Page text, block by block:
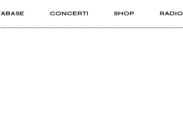
CONCERTI SHOP RADIO
PRO